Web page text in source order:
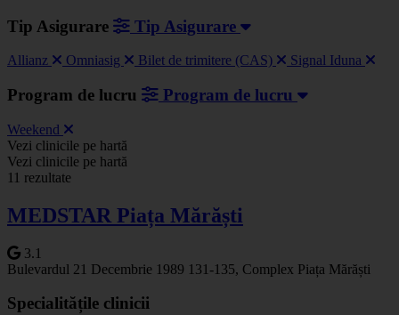
Tip Asigurare Tip Asigurare
Allianz Omniasig Bilet de trimitere (CAS) Signal Iduna
Program de lucru Program de lucru
Weekend
+
−
Vezi clinicile pe hartă
Vezi clinicile pe hartă
11 rezultate
MEDSTAR Piața Mărăști
3.1
Bulevardul 21 Decembrie 1989 131-135, Complex Piața Mărăști
Specialitățile clinicii